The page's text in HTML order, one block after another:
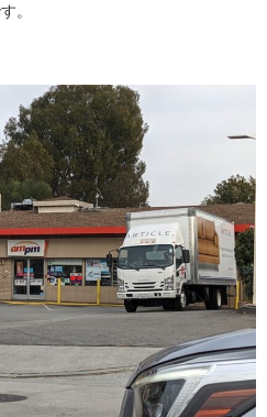
。